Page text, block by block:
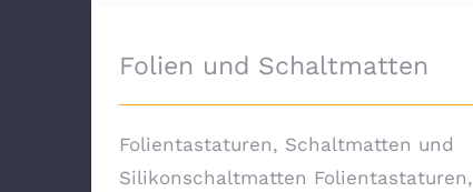
Folien und Schaltmatten
Folientastaturen, Schaltmatten und
Silikonschaltmatten Folientastaturen,